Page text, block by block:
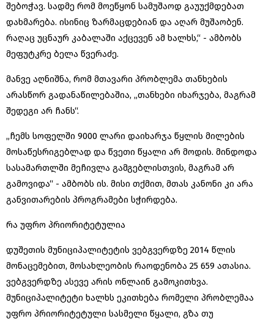
შებოჭავ. სადმე რომ მოეწყონ სამუშაოდ გაუუქმდებათ
დახმარება. ისინიც ზარმაცდებიან და აღარ მუშაობენ.
რაღაც უცნაურ კაბალაში აქცევენ ამ ხალხს,“ - ამბობს
მეფუტკრე ბელა წვერაძე.
მანვე აღნიშნა, რომ მთავარი პრობლემა თანხების
არასწორ გადანაწილებაშია, „თანხები იხარჯება, მაგრამ
შედეგი არ ჩანს“.
„ჩემს სოფელში 9000 ლარი დაიხარჯა წყლის მილების
მოსაწესრიგებლად და წვეთი წყალი არ მოდის. მინდოდა
სასამართლში მეჩივლა გამგებლისთვის, მაგრამ არ
გამოვიდა“ - ამბობს ის. მისი თქმით, მთას კანონი კი არა
განვითარების პროგრამები სჭირდება.
რა უფრო პრიორიტეტულია
დუშეთის მუნიციპალიტეტის ვებგვერდზე 2014 წლის
მონაცემებით, მოსახლეობის რაოდენობა 25 659 ათასია.
ვებგვერდზე ასევე არის ონლაინ გამოკითხვა.
მუნიციპალიტეტი ხალხს ეკითხება რომელი პრობლემაა
უფრო პრიორიტეტული სასმელი წყალი, გზა თუ